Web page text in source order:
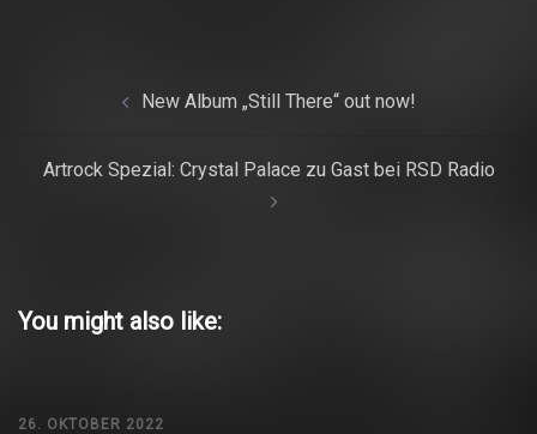
Beitrags-
New Album „Still There“ out now!
Artrock Spezial: Crystal Palace zu Gast bei RSD Radio
You might also like:
26. OKTOBER 2022